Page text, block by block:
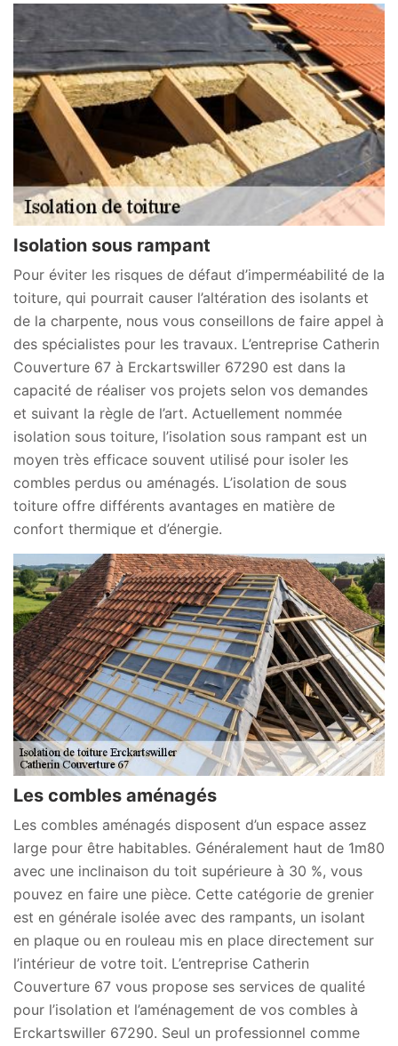
Isolation sous rampant
Pour éviter les risques de défaut d’imperméabilité de la
toiture, qui pourrait causer l’altération des isolants et
de la charpente, nous vous conseillons de faire appel à
des spécialistes pour les travaux. L’entreprise Catherin
Couverture 67 à Erckartswiller 67290 est dans la
capacité de réaliser vos projets selon vos demandes
et suivant la règle de l’art. Actuellement nommée
isolation sous toiture, l’isolation sous rampant est un
moyen très efficace souvent utilisé pour isoler les
combles perdus ou aménagés. L’isolation de sous
toiture offre différents avantages en matière de
confort thermique et d’énergie.
Les combles aménagés
Les combles aménagés disposent d’un espace assez
large pour être habitables. Généralement haut de 1m80
avec une inclinaison du toit supérieure à 30 %, vous
pouvez en faire une pièce. Cette catégorie de grenier
est en générale isolée avec des rampants, un isolant
en plaque ou en rouleau mis en place directement sur
l’intérieur de votre toit. L’entreprise Catherin
Couverture 67 vous propose ses services de qualité
pour l’isolation et l’aménagement de vos combles à
Erckartswiller 67290. Seul un professionnel comme